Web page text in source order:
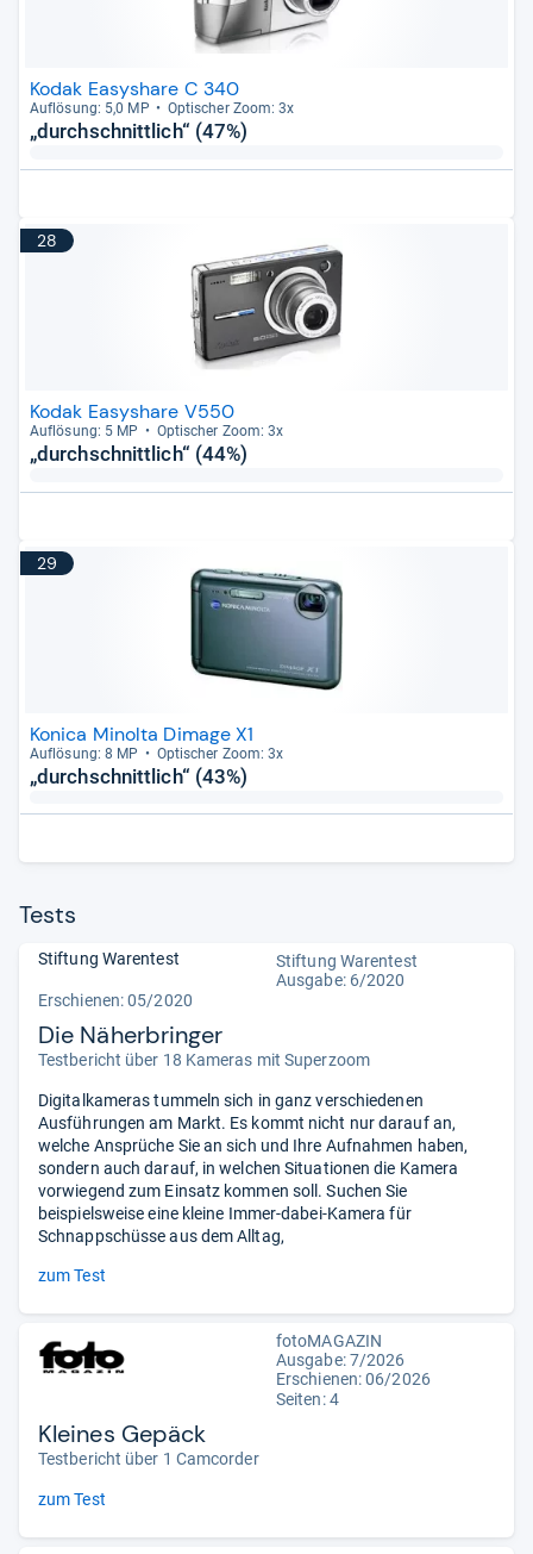
Kodak Easyshare C 340
Auf­lö­sung: 5,0 MP Opti­scher Zoom: 3x
„durchschnittlich“ (47%)
28
Kodak Easyshare V550
Auf­lö­sung: 5 MP Opti­scher Zoom: 3x
„durchschnittlich“ (44%)
29
Konica Minolta Dimage X1
Auf­lö­sung: 8 MP Opti­scher Zoom: 3x
„durchschnittlich“ (43%)
Tests
Stiftung Warentest
Stiftung Warentest
Ausgabe: 6/2020
Erschienen: 05/2020
Die Näherbringer
Testbericht über 18 Kameras mit Superzoom
Digitalkameras tummeln sich in ganz verschiedenen
Ausführungen am Markt. Es kommt nicht nur darauf an,
welche Ansprüche Sie an sich und Ihre Aufnahmen haben,
sondern auch darauf, in welchen Situationen die Kamera
vorwiegend zum Einsatz kommen soll. Suchen Sie
beispielsweise eine kleine Immer-dabei-Kamera für
Schnappschüsse aus dem Alltag,
zum Test
fotoMAGAZIN
Ausgabe: 7/2026
Erschienen:06/2026
Seiten: 4
Kleines Gepäck
Testbericht über 1 Camcorder
zum Test